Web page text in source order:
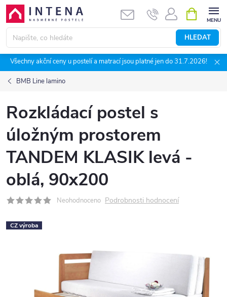
Přejít
obsah
HLEDAT
NÁKUPNÍ
KOŠÍK
Všechny akční ceny u postelí a matrací jsou platné jen do 31.7.2026!
BMB Line lamino
Rozkládací postel s
úložným prostorem
TANDEM KLASIK levá -
oblá, 90x200
Neohodnoceno Podrobnosti hodnocení
CZ výroba